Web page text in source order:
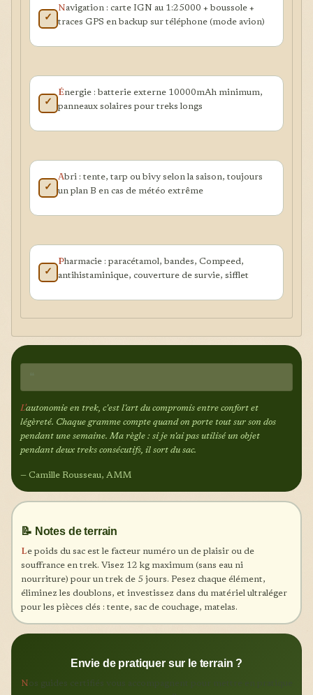
✓
Navigation : carte IGN au 1:25000 + boussole +
traces GPS en backup sur téléphone (mode avion)
✓
Énergie : batterie externe 10000mAh minimum,
panneaux solaires pour treks longs
✓
Abri : tente, tarp ou bivy selon la saison, toujours
un plan B en cas de météo extrême
✓
Pharmacie : paracétamol, bandes, Compeed,
antihistaminique, couverture de survie, sifflet
L'autonomie en trek, c'est l'art du compromis entre confort et
légèreté. Chaque gramme compte quand on porte tout sur son dos
pendant une semaine. Ma règle : si je n'ai pas utilisé un objet
pendant deux treks consécutifs, il sort du sac.
— Camille Rousseau, AMM
📝 Notes de terrain
Le poids du sac est le facteur numéro un de plaisir ou de
souffrance en trek. Visez 12 kg maximum (sans eau ni
nourriture) pour un trek de 5 jours. Pesez chaque élément,
éliminez les doublons, et investissez dans du matériel ultraléger
pour les pièces clés : tente, sac de couchage, matelas.
Envie de pratiquer sur le terrain ?
Nos guides certifiés vous accompagnent pour mettre en pratique